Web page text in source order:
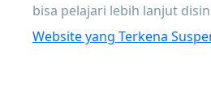
bisa pelajari lebih lanjut
Website yang Terkena